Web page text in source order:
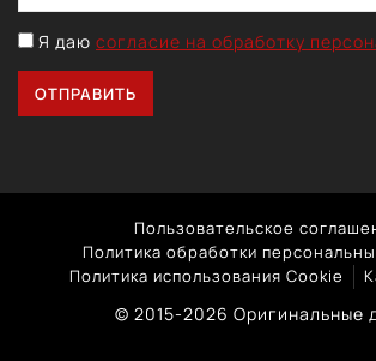
Я даю согласие на обработку
Пользовательское
Политика обработки
Политика использования Cookie
© 2015-2026 Оригинальные